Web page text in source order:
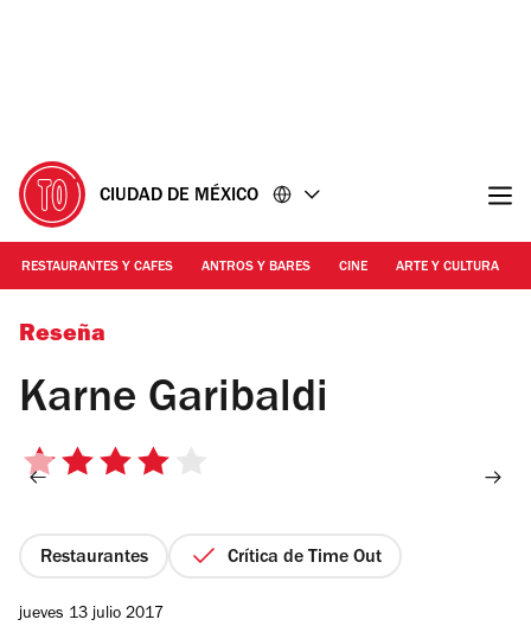
CIUDAD DE MÉXICO
RESTAURANTES Y CAFES ANTROS Y BARES CINE ARTE Y CULTURA
Foto: Gil Camargo
Reseña
Karne Garibaldi
4
estrellas
Restaurantes Crítica de Time Out
jueves 13 julio 2017